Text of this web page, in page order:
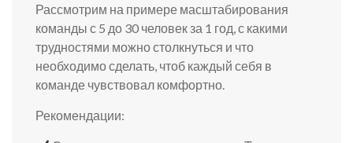
Рассмотрим на примере масштабирования
команды с 5 до 30 человек за 1 год, с какими
трудностями можно столкнуться и что
необходимо сделать, чтоб каждый себя в
команде чувствовал комфортно.
Рекомендации: